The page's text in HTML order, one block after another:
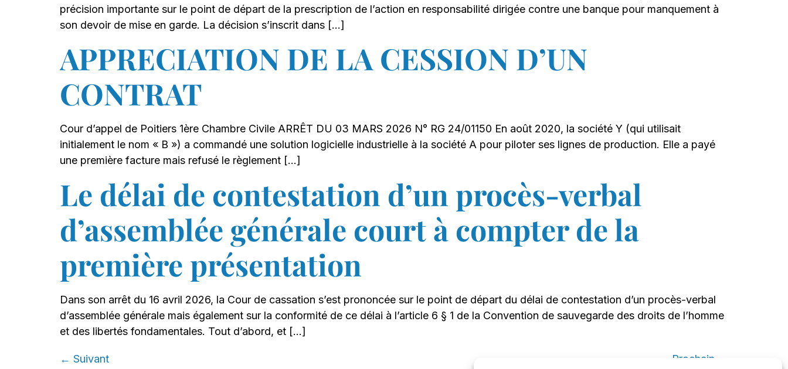
précision importante sur le point de départ de la prescription de l’action en responsabilité dirigée contre une banque pour manquement à
son devoir de mise en garde. La décision s’inscrit dans […]
APPRECIATION DE LA CESSION D’UN
CONTRAT
Cour d’appel de Poitiers 1ère Chambre Civile ARRÊT DU 03 MARS 2026 N° RG 24/01150 En août 2020, la société Y (qui utilisait
initialement le nom « B ») a commandé une solution logicielle industrielle à la société A pour piloter ses lignes de production. Elle a payé
une première facture mais refusé le règlement […]
Le délai de contestation d’un procès-verbal
d’assemblée générale court à compter de la
première présentation
Dans son arrêt du 16 avril 2026, la Cour de cassation s’est prononcée sur le point de départ du délai de contestation d’un procès-verbal
d’assemblée générale mais également sur la conformité de ce délai à l’article 6 § 1 de la Convention de sauvegarde des droits de l’homme
et des libertés fondamentales. Tout d’abord, et […]
← Suivant Prochain